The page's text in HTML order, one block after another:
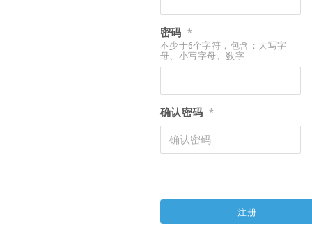
密码 *
不少于6个字符，包含：大写字
母、小写字母、数字
确认密码 *